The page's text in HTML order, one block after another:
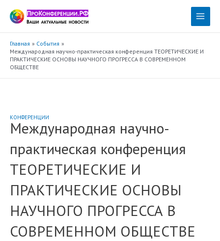
содержимому
Main
Главная
События
Международная научно-практическая конференция ТЕОРЕТИЧЕСКИЕ И
ПРАКТИЧЕСКИЕ ОСНОВЫ НАУЧНОГО ПРОГРЕССА В СОВРЕМЕННОМ
ОБЩЕСТВЕ
КОНФЕРЕНЦИИ
Международная научно-
практическая конференция
ТЕОРЕТИЧЕСКИЕ И
ПРАКТИЧЕСКИЕ ОСНОВЫ
НАУЧНОГО ПРОГРЕССА В
СОВРЕМЕННОМ ОБЩЕСТВЕ